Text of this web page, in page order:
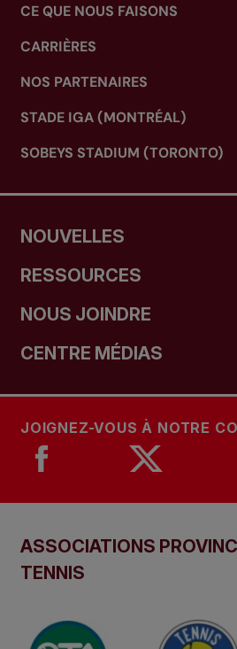
CE QUE NOUS FAISONS
CARRIÈRES
NOS PARTENAIRES
STADE IGA (MONTRÉAL)
SOBEYS STADIUM (TORONTO)
NOUVELLES
RESSOURCES
NOUS JOINDRE
CENTRE MÉDIAS
JOIGNEZ-VOUS À NOTRE
ASSOCIATIONS
TENNIS